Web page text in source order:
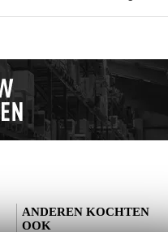
ANDEREN KOCHTEN
OOK